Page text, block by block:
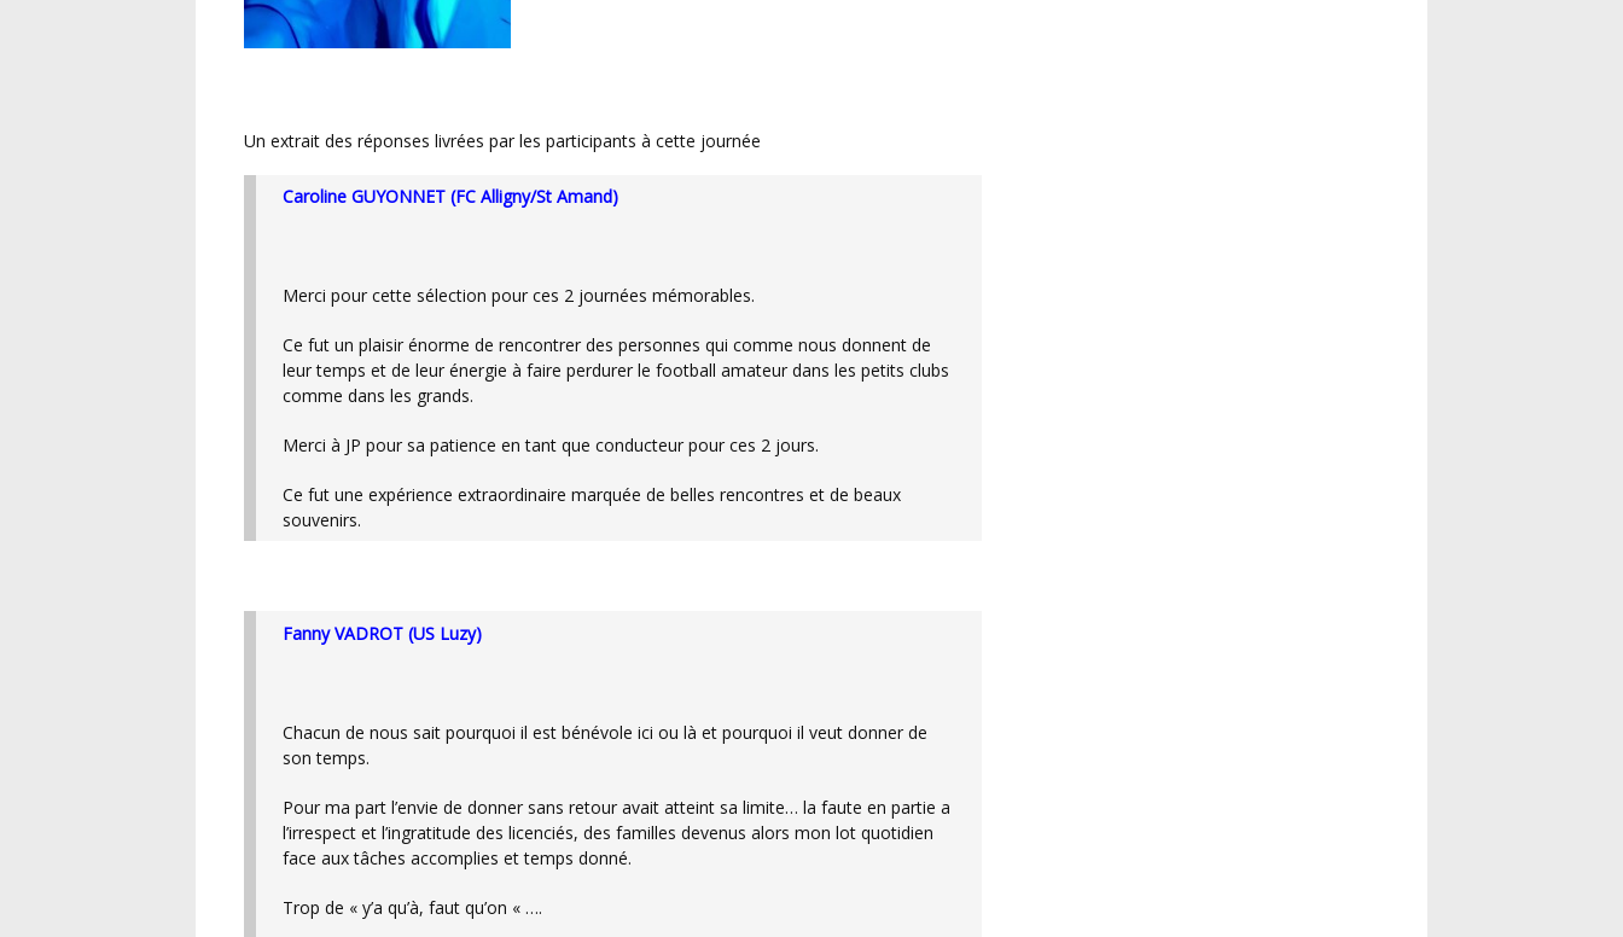
Un extrait des réponses livrées par les participants à cette journée
Caroline GUYONNET (FC Alligny/St Amand)
Merci pour cette sélection pour ces 2 journées mémorables.
Ce fut un plaisir énorme de rencontrer des personnes qui comme nous donnent de
leur temps et de leur énergie à faire perdurer le football amateur dans les petits clubs
comme dans les grands.
Merci à JP pour sa patience en tant que conducteur pour ces 2 jours.
Ce fut une expérience extraordinaire marquée de belles rencontres et de beaux
souvenirs.
Fanny VADROT (US Luzy)
Chacun de nous sait pourquoi il est bénévole ici ou là et pourquoi il veut donner de
son temps.
Pour ma part l’envie de donner sans retour avait atteint sa limite… la faute en partie a
l’irrespect et l’ingratitude des licenciés, des familles devenus alors mon lot quotidien
face aux tâches accomplies et temps donné.
Trop de « y’a qu’à, faut qu’on « ….